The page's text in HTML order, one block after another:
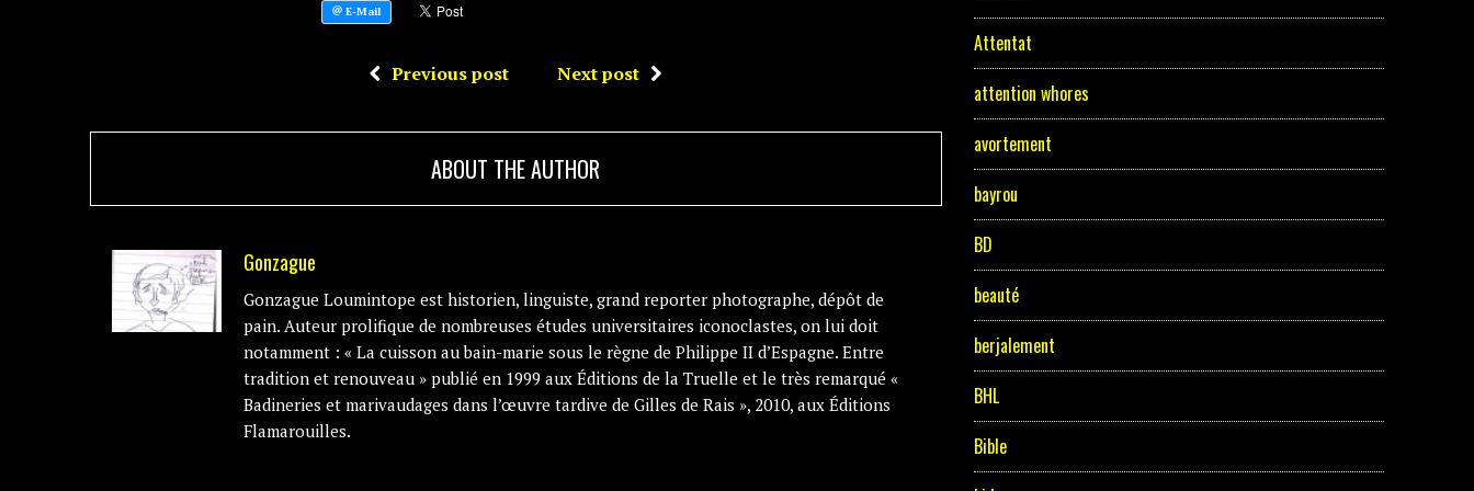
Previous post Next post
ABOUT THE AUTHOR
Gonzague
Gonzague Loumintope est historien, linguiste, grand reporter photographe, dépôt de
pain. Auteur prolifique de nombreuses études universitaires iconoclastes, on lui doit
notamment : « La cuisson au bain-marie sous le règne de Philippe II d’Espagne. Entre
tradition et renouveau » publié en 1999 aux Éditions de la Truelle et le très remarqué «
Badineries et marivaudages dans l’œuvre tardive de Gilles de Rais », 2010, aux Éditions
Flamarouilles.
Attentat
attention whores
avortement
bayrou
BD
beauté
berjalement
BHL
Bible